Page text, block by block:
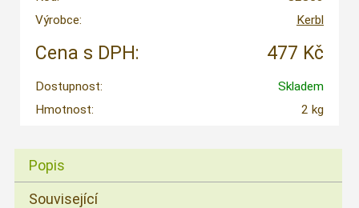
Výrobce:
Kerbl
Cena s DPH: 477 Kč
Dostupnost:
Skladem
Hmotnost:
2 kg
Popis
Související